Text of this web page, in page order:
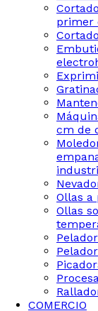
primer
cm de
Ollas a
Ollas
COMERCIO